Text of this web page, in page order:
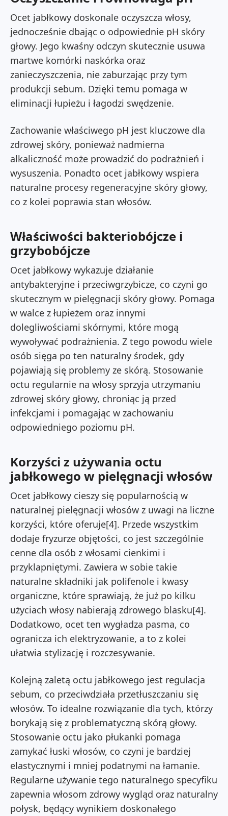
Ocet jabłkowy doskonale oczyszcza włosy,
jednocześnie dbając o odpowiednie pH skóry
głowy. Jego kwaśny odczyn skutecznie usuwa
martwe komórki naskórka oraz
zanieczyszczenia, nie zaburzając przy tym
produkcji sebum. Dzięki temu pomaga w
eliminacji łupieżu i łagodzi swędzenie.
Zachowanie właściwego pH jest kluczowe dla
zdrowej skóry, ponieważ nadmierna
alkaliczność może prowadzić do podrażnień i
wysuszenia. Ponadto ocet jabłkowy wspiera
naturalne procesy regeneracyjne skóry głowy,
co z kolei poprawia stan włosów.
Właściwości bakteriobójcze i
grzybobójcze
Ocet jabłkowy wykazuje działanie
antybakteryjne i przeciwgrzybicze, co czyni go
skutecznym w pielęgnacji skóry głowy. Pomaga
w walce z łupieżem oraz innymi
dolegliwościami skórnymi, które mogą
wywoływać podrażnienia. Z tego powodu wiele
osób sięga po ten naturalny środek, gdy
pojawiają się problemy ze skórą. Stosowanie
octu regularnie na włosy sprzyja utrzymaniu
zdrowej skóry głowy, chroniąc ją przed
infekcjami i pomagając w zachowaniu
odpowiedniego poziomu pH.
Korzyści z używania octu
jabłkowego w pielęgnacji włosów
Ocet jabłkowy cieszy się popularnością w
naturalnej pielęgnacji włosów z uwagi na liczne
korzyści, które oferuje[4]. Przede wszystkim
dodaje fryzurze objętości, co jest szczególnie
cenne dla osób z włosami cienkimi i
przyklapniętymi. Zawiera w sobie takie
naturalne składniki jak polifenole i kwasy
organiczne, które sprawiają, że już po kilku
użyciach włosy nabierają zdrowego blasku[4].
Dodatkowo, ocet ten wygładza pasma, co
ogranicza ich elektryzowanie, a to z kolei
ułatwia stylizację i rozczesywanie.
Kolejną zaletą octu jabłkowego jest regulacja
sebum, co przeciwdziała przetłuszczaniu się
włosów. To idealne rozwiązanie dla tych, którzy
borykają się z problematyczną skórą głowy.
Stosowanie octu jako płukanki pomaga
zamykać łuski włosów, co czyni je bardziej
elastycznymi i mniej podatnymi na łamanie.
Regularne używanie tego naturalnego specyfiku
zapewnia włosom zdrowy wygląd oraz naturalny
połysk, będący wynikiem doskonałego